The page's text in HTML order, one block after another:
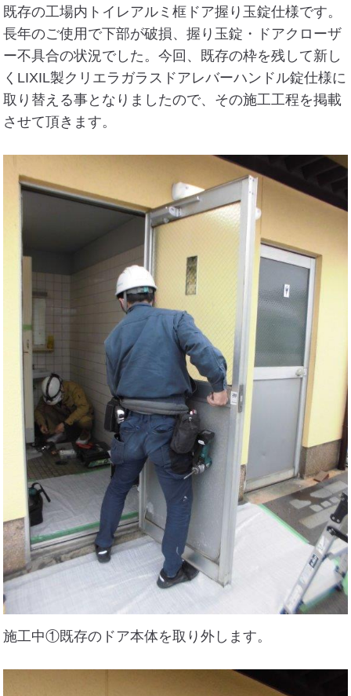
既存の工場内トイレアルミ框ドア握り玉錠仕様です。
長年のご使用で下部が破損、握り玉錠・ドアクローザ
ー不具合の状況でした。今回、既存の枠を残して新し
くLIXIL製クリエラガラスドアレバーハンドル錠仕様に
取り替える事となりましたので、その施工工程を掲載
させて頂きます。
施工中①既存のドア本体を取り外します。